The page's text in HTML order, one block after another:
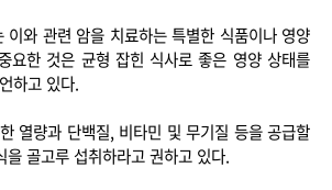
이와 관련 암을 치료하는 특별한 식품이나 영양
요한 것은 균형 잡힌 식사로 좋은 영양 상태를
하고 있다.
열량과 단백질, 비타민 및 무기질 등을 공급할
골고루 섭취하라고 권하고 있다.